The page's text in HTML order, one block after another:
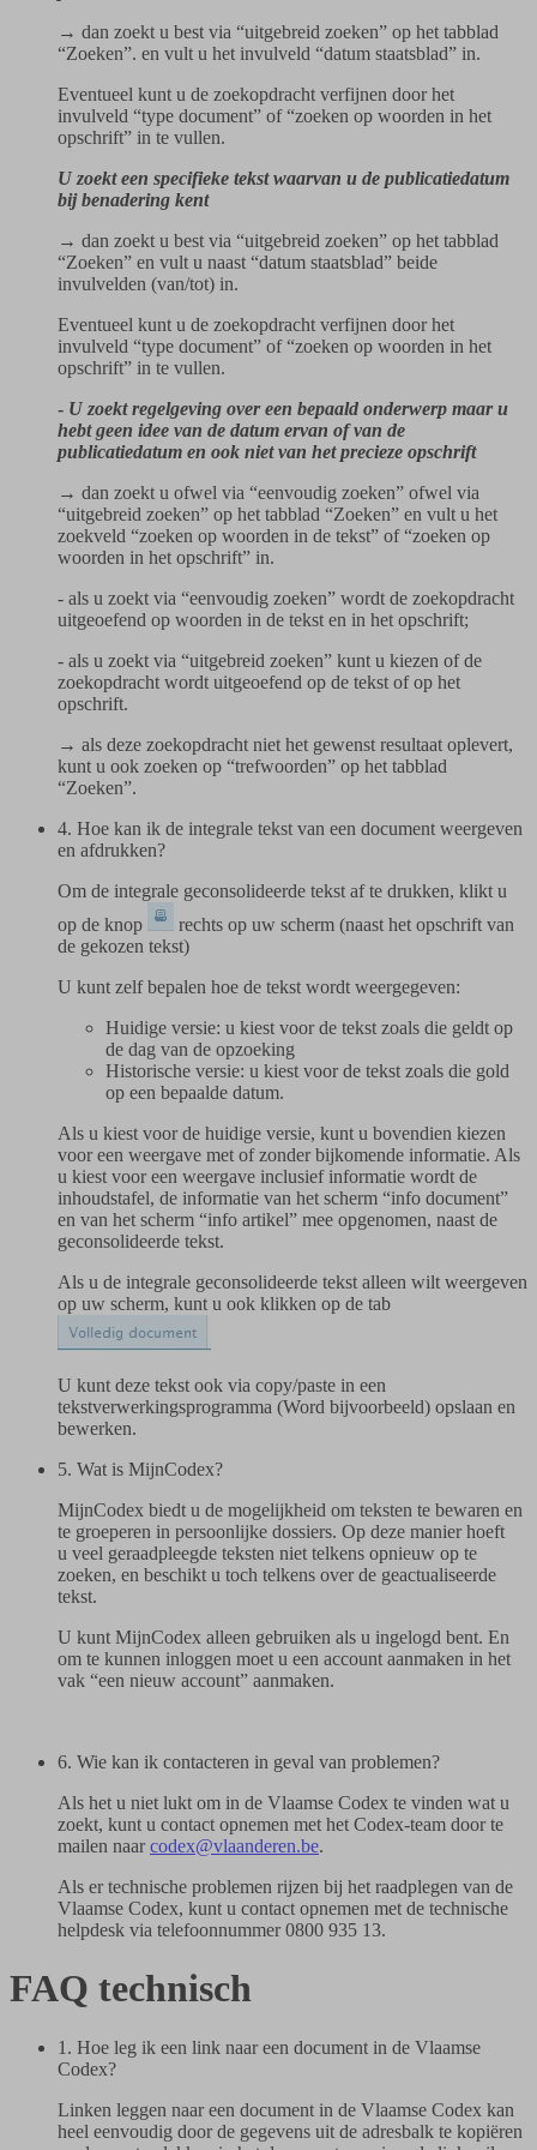
→ dan zoekt u best via “uitgebreid zoeken” op het tabblad
“Zoeken”. en vult u het invulveld “datum staatsblad” in.
Eventueel kunt u de zoekopdracht verfijnen door het
invulveld “type document” of “zoeken op woorden in het
opschrift” in te vullen.
U zoekt een specifieke tekst waarvan u de publicatiedatum
bij benadering kent
→ dan zoekt u best via “uitgebreid zoeken” op het tabblad
“Zoeken” en vult u naast “datum staatsblad” beide
invulvelden (van/tot) in.
Eventueel kunt u de zoekopdracht verfijnen door het
invulveld “type document” of “zoeken op woorden in het
opschrift” in te vullen.
- U zoekt regelgeving over een bepaald onderwerp maar u
hebt geen idee van de datum ervan of van de
publicatiedatum en ook niet van het precieze opschrift
→ dan zoekt u ofwel via “eenvoudig zoeken” ofwel via
“uitgebreid zoeken” op het tabblad “Zoeken” en vult u het
zoekveld “zoeken op woorden in de tekst” of “zoeken op
woorden in het opschrift” in.
- als u zoekt via “eenvoudig zoeken” wordt de zoekopdracht
uitgeoefend op woorden in de tekst en in het opschrift;
- als u zoekt via “uitgebreid zoeken” kunt u kiezen of de
zoekopdracht wordt uitgeoefend op de tekst of op het
opschrift.
→ als deze zoekopdracht niet het gewenst resultaat oplevert,
kunt u ook zoeken op “trefwoorden” op het tabblad
“Zoeken”.
4. Hoe kan ik de integrale tekst van een document weergeven
en afdrukken?
Om de integrale geconsolideerde tekst af te drukken, klikt u
op de knop
rechts op uw scherm (naast het opschrift van
de gekozen tekst)
U kunt zelf bepalen hoe de tekst wordt weergegeven:
Huidige versie: u kiest voor de tekst zoals die geldt op
de dag van de opzoeking
Historische versie: u kiest voor de tekst zoals die gold
op een bepaalde datum.
Als u kiest voor de huidige versie, kunt u bovendien kiezen
voor een weergave met of zonder bijkomende informatie. Als
u kiest voor een weergave inclusief informatie wordt de
inhoudstafel, de informatie van het scherm “info document”
en van het scherm “info artikel” mee opgenomen, naast de
geconsolideerde tekst.
Als u de integrale geconsolideerde tekst alleen wilt weergeven
op uw scherm, kunt u ook klikken op de tab
U kunt deze tekst ook via copy/paste in een
tekstverwerkingsprogramma (Word bijvoorbeeld) opslaan en
bewerken.
5. Wat is MijnCodex?
MijnCodex biedt u de mogelijkheid om teksten te bewaren en
te groeperen in persoonlijke dossiers. Op deze manier hoeft
u veel geraadpleegde teksten niet telkens opnieuw op te
zoeken, en beschikt u toch telkens over de geactualiseerde
tekst.
U kunt MijnCodex alleen gebruiken als u ingelogd bent. En
om te kunnen inloggen moet u een account aanmaken in het
vak “een nieuw account” aanmaken.
6. Wie kan ik contacteren in geval van problemen?
Als het u niet lukt om in de Vlaamse Codex te vinden wat u
zoekt, kunt u contact opnemen met het Codex-team door te
mailen naar codex@vlaanderen.be.
Als er technische problemen rijzen bij het raadplegen van de
Vlaamse Codex, kunt u contact opnemen met de technische
helpdesk via telefoonnummer 0800 935 13.
FAQ technisch
1. Hoe leg ik een link naar een document in de Vlaamse
Codex?
Linken leggen naar een document in de Vlaamse Codex kan
heel eenvoudig door de gegevens uit de adresbalk te kopiëren